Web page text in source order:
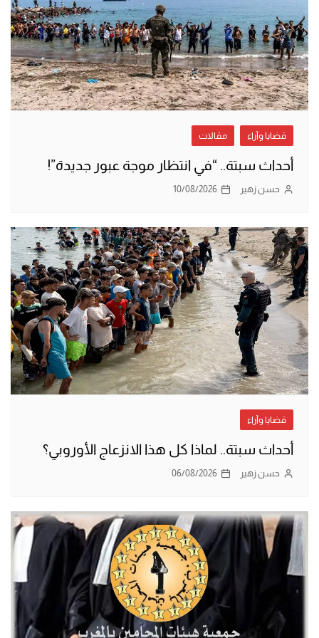
قضايا وآراء مقالات
أحداث سبتة.. “في انتظار موجة عبور جديدة”!
حسن زهير 10/08/2026
قضايا وآراء
أحداث سبتة.. لماذا كل هذا الانزعاج الأوروبي؟
حسن زهير 06/08/2026